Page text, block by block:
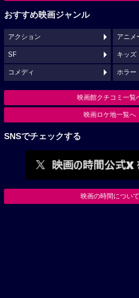
おすすめ映画ジャンル
アクション アニメ
SF キッズ
コメディ ホラー
映画館クチコミ一覧
映画ロケ地一覧へ
SNSでチェックする
映画の時間について